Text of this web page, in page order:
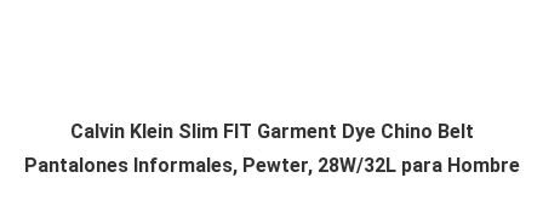
Calvin Klein Slim FIT Garment Dye Chino Belt
Pantalones Informales, Pewter, 28W/32L para Hombre